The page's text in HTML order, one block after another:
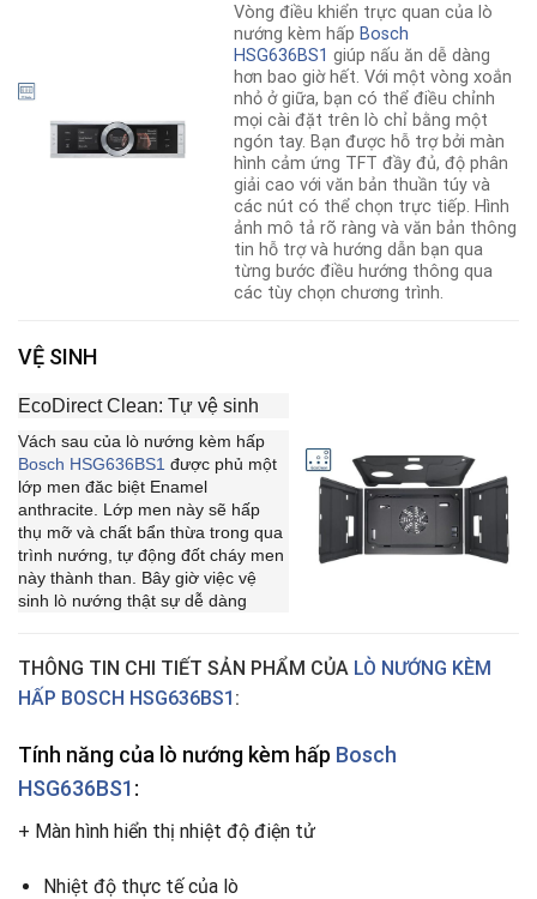
Vòng điều khiển trực quan của lò
nướng kèm hấp Bosch
HSG636BS1 giúp nấu ăn dễ dàng
hơn bao giờ hết. Với một vòng xoắn
nhỏ ở giữa, bạn có thể điều chỉnh
mọi cài đặt trên lò chỉ bằng một
ngón tay. Bạn được hỗ trợ bởi màn
hình cảm ứng TFT đầy đủ, độ phân
giải cao với văn bản thuần túy và
các nút có thể chọn trực tiếp. Hình
ảnh mô tả rõ ràng và văn bản thông
tin hỗ trợ và hướng dẫn bạn qua
từng bước điều hướng thông qua
các tùy chọn chương trình.
VỆ SINH
EcoDirect Clean: Tự vệ sinh
Vách sau của lò nướng kèm hấp
Bosch HSG636BS1 được phủ một
lớp men đăc biệt Enamel
anthracite. Lớp men này sẽ hấp
thụ mỡ và chất bẩn thừa trong qua
trình nướng, tự động đốt cháy men
này thành than. Bây giờ việc vệ
sinh lò nướng thật sự dễ dàng
THÔNG TIN CHI TIẾT SẢN PHẨM CỦA LÒ NƯỚNG KÈM
HẤP BOSCH HSG636BS1 :
Tính năng của lò nướng kèm hấp Bosch
HSG636BS1:
+ Màn hình hiển thị nhiệt độ điện tử
Nhiệt độ thực tế của lò